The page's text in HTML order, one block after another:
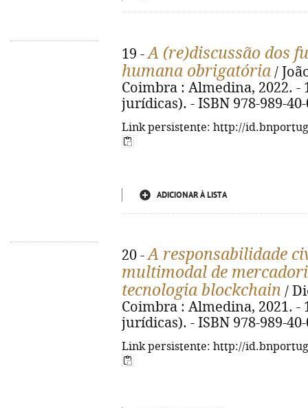
19 -A (re)discussão dos
humana obrigatória /
Coimbra : Almedina, 2022. -
jurídicas). - ISBN 978-989-
Link persistente: http://
ADICIONAR À LISTA
20 -A responsabilidade
multimodal de
tecnologia blockchain /
Coimbra : Almedina, 2021. -
jurídicas). - ISBN 978-989-
Link persistente: http://